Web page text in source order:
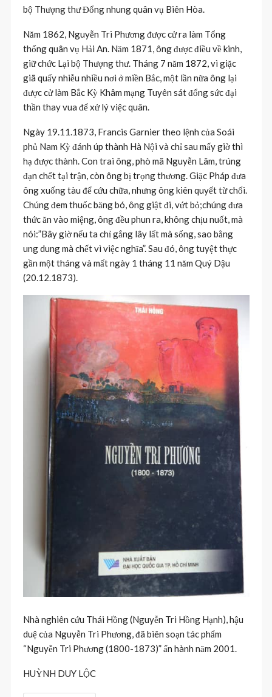
bộ Thượng thư Đổng nhung quân vụ Biên Hòa.
Năm 1862, Nguyễn Tri Phương được cử ra làm Tổng
thống quân vụ Hải An. Năm 1871, ông được điều về kinh,
giữ chức Lại bộ Thượng thư. Tháng 7 năm 1872, vì giặc
giã quấy nhiễu nhiều nơi ở miền Bắc, một lần nữa ông lại
được cử làm Bắc Kỳ Khâm mạng Tuyên sát đổng sức đại
thần thay vua để xử lý việc quân.
Ngày 19.11.1873, Francis Garnier theo lệnh của Soái
phủ Nam Kỳ đánh úp thành Hà Nội và chỉ sau mấy giờ thì
hạ được thành. Con trai ông, phò mã Nguyễn Lâm, trúng
đạn chết tại trận, còn ông bị trọng thương. Giặc Pháp đưa
ông xuống tàu để cứu chữa, nhưng ông kiên quyết từ chối.
Chúng đem thuốc băng bó, ông giật đi, vứt bỏ;chúng đưa
thức ăn vào miệng, ông đều phun ra, không chịu nuốt, mà
nói:”Bây giờ nếu ta chỉ gắng lây lất mà sống, sao bằng
ung dung mà chết vì việc nghĩa”. Sau đó, ông tuyệt thực
gần một tháng và mất ngày 1 tháng 11 năm Quý Dậu
(20.12.1873).
Nhà nghiên cứu Thái Hồng (Nguyễn Tri Hồng Hạnh), hậu
duệ của Nguyễn Tri Phương, đã biên soạn tác phẩm
“Nguyễn Tri Phương (1800-1873)” ấn hành năm 2001.
HUỲNH DUY LỘC